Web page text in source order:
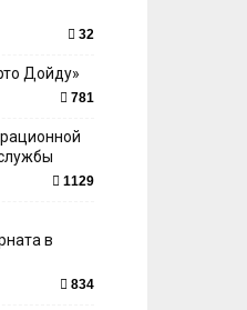
32
Дойду»
781
1129
в
834